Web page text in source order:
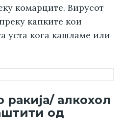
комарците. Вирусот
капките кои
уста кога кашламе или
алкохол
од